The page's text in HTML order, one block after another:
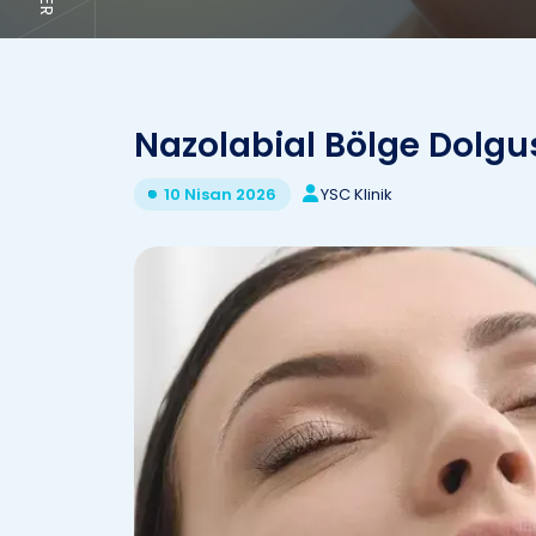
Nazolabial Bölge
10 Nisan 2026 YSC Klinik